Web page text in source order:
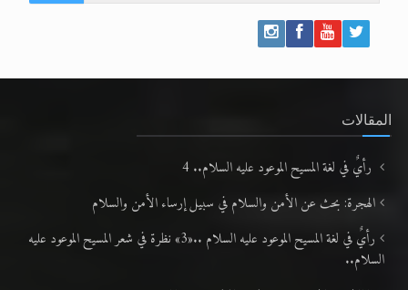
المقالات
رأيٌ في لغة المسيح الموعود عليه السلام.. 4
الهجرة: بحث عن الأمن والسلام في سبيل إرساء الأمن والسلام
رأيٌ في لغة المسيح الموعود عليه السلام ..«3» نظرة في شعر المسيح الموعود عليه
السلام..